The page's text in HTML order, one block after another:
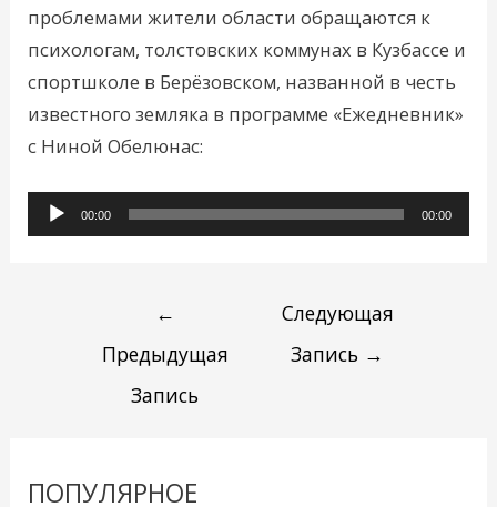
проблемами жители области обращаются к
психологам, толстовских коммунах в Кузбассе и
спортшколе в Берёзовском, названной в честь
известного земляка в программе «Ежедневник»
с Ниной Обелюнас:
Аудиоплеер
00:00 00:00
←
Предыдущая
Запись
Следующая
Запись →
ПОПУЛЯРНОЕ